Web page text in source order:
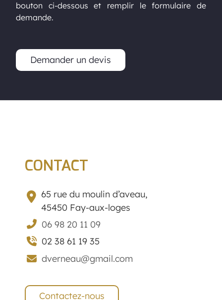
bouton ci-dessous et remplir le formulaire de
demande.
Demander un devis
CONTACT
65 rue du moulin d’aveau,
45450 Fay-aux-loges
06 98 20 11 09
02 38 61 19 35
dverneau@gmail.com
Contactez-nous